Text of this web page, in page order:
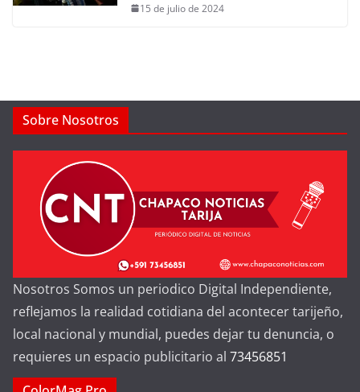
15 de julio de 2024
Sobre Nosotros
Nosotros Somos un periodico Digital Independiente,
reflejamos la realidad cotidiana del acontecer tarijeño,
local nacional y mundial, puedes dejar tu denuncia, o
requieres un espacio publicitario al 73456851